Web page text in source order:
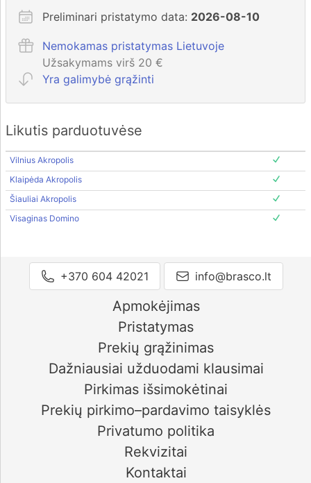
Preliminari pristatymo data: 2026-08-10
Nemokamas pristatymas Lietuvoje
Užsakymams virš 20 €
Yra galimybė grąžinti
Likutis parduotuvėse
Vilnius Akropolis
Klaipėda Akropolis
Šiauliai Akropolis
Visaginas Domino
+370 604 42021 info@brasco.lt
Apmokėjimas
Pristatymas
Prekių grąžinimas
Dažniausiai užduodami klausimai
Pirkimas išsimokėtinai
Prekių pirkimo–pardavimo taisyklės
Privatumo politika
Rekvizitai
Kontaktai